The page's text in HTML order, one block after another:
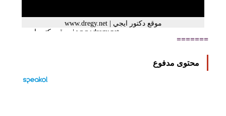
=======
محتوى مدفوع